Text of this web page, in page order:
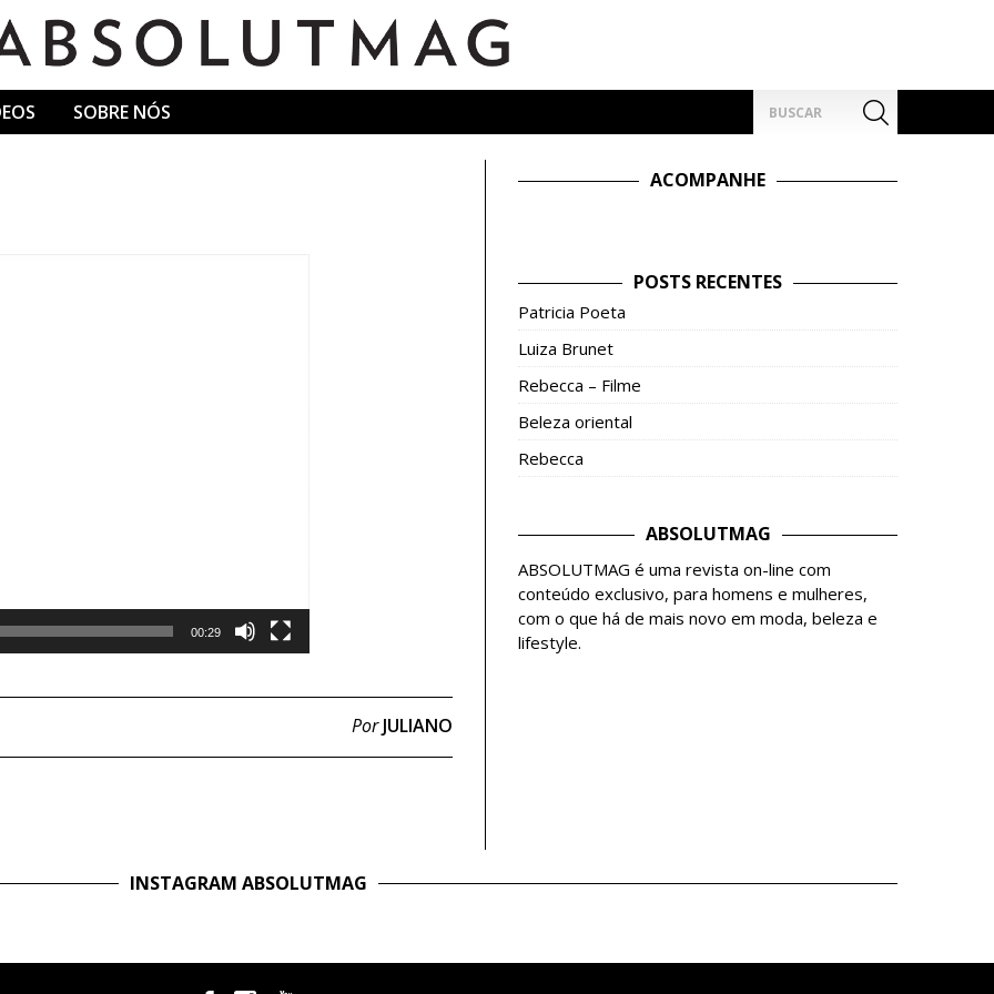
SOBRE NÓS
por:
00:29
PorJULIANO
ACOMPANHE
POSTS RECENTES
Patricia Poeta
Luiza Brunet
Rebecca – Filme
Beleza oriental
Rebecca
ABSOLUTMAG
ABSOLUTMAG é uma revista on-line com
conteúdo exclusivo, para homens e mulheres,
com o que há de mais novo em moda, beleza e
lifestyle.
INSTAGRAM ABSOLUTMAG